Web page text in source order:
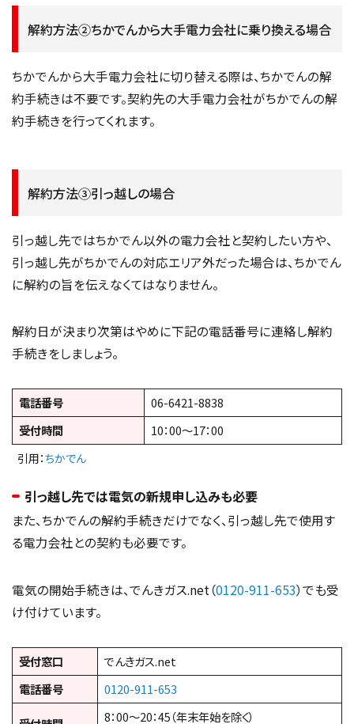
解約方法②ちかでんから大手電力会社に乗り換える場合
ちかでんから大手電力会社に切り替える際は、ちかでんの解
約手続きは不要です。契約先の大手電力会社がちかでんの解
約手続きを行ってくれます。
解約方法③引っ越しの場合
引っ越し先ではちかでん以外の電力会社と契約したい方や、
引っ越し先がちかでんの対応エリア外だった場合は、ちかでん
に解約の旨を伝えなくてはなりません。
解約日が決まり次第はやめに下記の電話番号に連絡し解約
手続きをしましょう。
電話番号
06-6421-8838
受付時間
10：00～17：00
引用：ちかでん
引っ越し先では電気の新規申し込みも必要
また、ちかでんの解約手続きだけでなく、引っ越し先で使用す
る電力会社との契約も必要です。
電気の開始手続きは、でんきガス.net（0120-911-653）でも受
け付けています。
受付窓口
でんきガス.net
電話番号
0120-911-653
8：00～20：45（年末年始を除く）